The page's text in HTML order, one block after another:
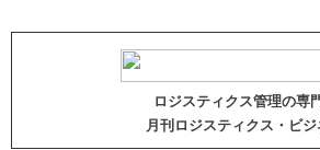
ロジスティクス管理の専
月刊ロジスティクス・ビジ